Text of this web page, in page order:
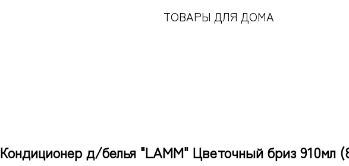
ТОВАРЫ ДЛЯ ДОМА
Кондиционер д/белья "LAMM" Цветочный бриз 910мл